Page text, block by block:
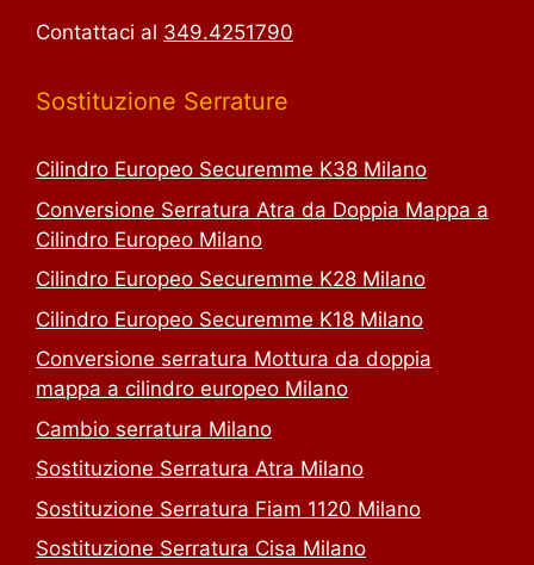
Contattaci al 349.4251790
Sostituzione Serrature
Cilindro Europeo Securemme K38 Milano
Conversione Serratura Atra da Doppia Mappa a
Cilindro Europeo Milano
Cilindro Europeo Securemme K28 Milano
Cilindro Europeo Securemme K18 Milano
Conversione serratura Mottura da doppia
mappa a cilindro europeo Milano
Cambio serratura Milano
Sostituzione Serratura Atra Milano
Sostituzione Serratura Fiam 1120 Milano
Sostituzione Serratura Cisa Milano